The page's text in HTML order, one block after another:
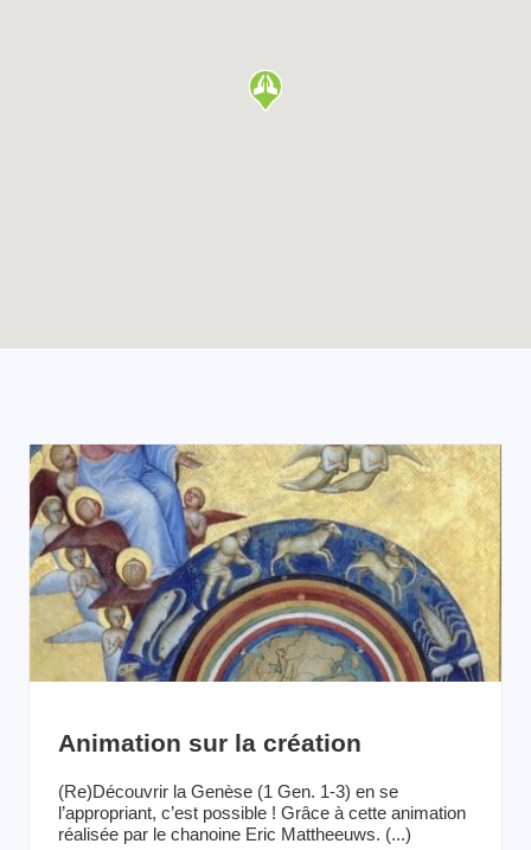
Animation sur la création
(Re)Découvrir la Genèse (1 Gen. 1-3) en se
l’appropriant, c’est possible ! Grâce à cette animation
réalisée par le chanoine Eric Mattheeuws. (...)